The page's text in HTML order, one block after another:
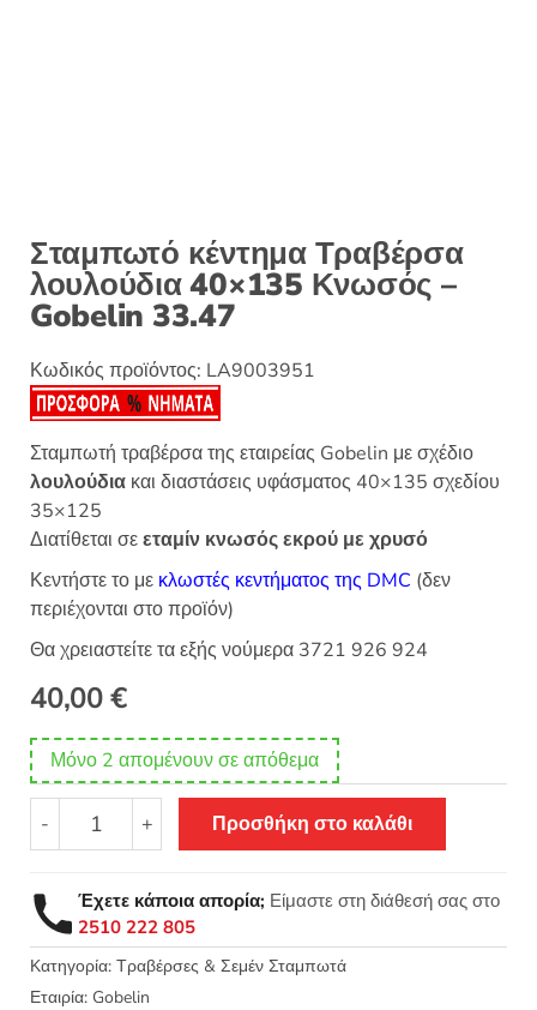
Σταμπωτό κέντημα Τραβέρσα
λουλούδια 40×135 Κνωσός –
Gobelin 33.47
Κωδικός προϊόντος: LA9003951
Σταμπωτή τραβέρσα της εταιρείας Gobelin με σχέδιο
λουλούδια και διαστάσεις υφάσματος 40×135 σχεδίου
35×125
Διατίθεται σεεταμίν κνωσός εκρού με χρυσό
Κεντήστε το με κλωστές κεντήματος της DMC (δεν
περιέχονται στο προϊόν)
Θα χρειαστείτε τα εξής νούμερα 3721 926 924
40,00€
Μόνο 2 απομένουν σε απόθεμα
-
Σταμπωτό
κέντημα
λουλούδια
40x135
Κνωσός
-
Gobelin
+ Προσθήκη στο καλάθι
Έχετε κάποια απορία; Είμαστε στη διάθεσή σας στο
2510 222 805
Κατηγορία: Τραβέρσες & Σεμέν Σταμπωτά
Εταιρία: Gobelin